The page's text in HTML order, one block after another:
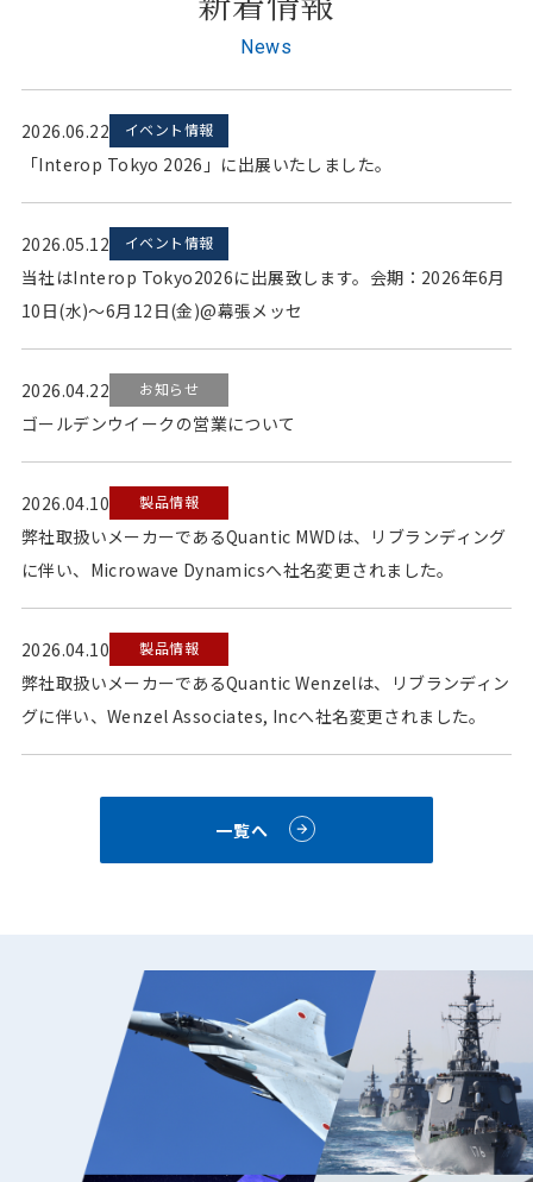
News
2026.06.22 イベント情報
「Interop Tokyo 2026」に出展いたしました。
2026.05.12 イベント情報
当社はInterop Tokyo2026に出展致します。会期：2026年6月
10日(水)～6月12日(金)@幕張メッセ
2026.04.22 お知らせ
ゴールデンウイークの営業について
2026.04.10 製品情報
弊社取扱いメーカーであるQuantic MWDは、リブランディング
に伴い、Microwave Dynamicsへ社名変更されました。
2026.04.10 製品情報
弊社取扱いメーカーであるQuantic Wenzelは、リブランディン
グに伴い、Wenzel Associates, Incへ社名変更されました。
一覧へ